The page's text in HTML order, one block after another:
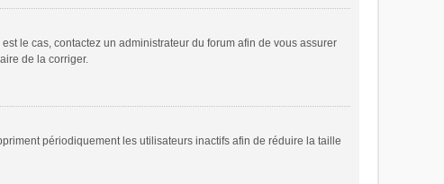
le cas, contactez un administrateur du forum afin de vous assurer
de la corriger.
périodiquement les utilisateurs inactifs afin de réduire la taille